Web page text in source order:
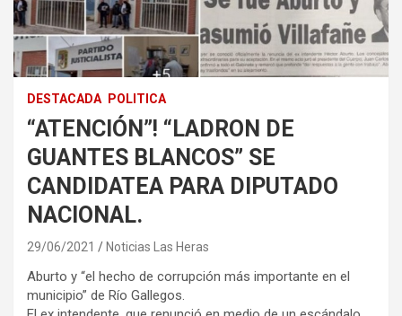
DESTACADA POLITICA
“ATENCIÓN”! “LADRON DE
GUANTES BLANCOS” SE
CANDIDATEA PARA DIPUTADO
NACIONAL.
29/06/2021 Noticias Las Heras
Aburto y “el hecho de corrupción más importante en el
municipio” de Río Gallegos.